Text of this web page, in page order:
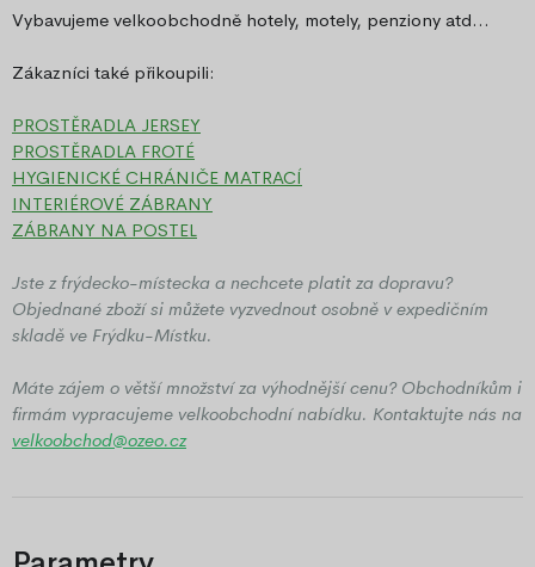
Vybavujeme velkoobchodně hotely, motely, penziony atd...
Zákazníci také přikoupili:
PROSTĚRADLA JERSEY
PROSTĚRADLA FROTÉ
HYGIENICKÉ CHRÁNIČE MATRACÍ
INTERIÉROVÉ ZÁBRANY
ZÁBRANY NA POSTEL
Jste z frýdecko-místecka a nechcete platit za dopravu?
Objednané zboží si můžete vyzvednout osobně v expedičním
skladě ve Frýdku-Místku.
Máte zájem o větší množství za výhodnější cenu? Obchodníkům i
firmám vypracujeme velkoobchodní nabídku. Kontaktujte nás na
velkoobchod@ozeo.cz